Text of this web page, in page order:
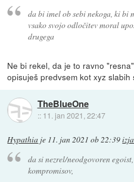
da bi imel ob sebi nekoga, ki bi
vsako svojo odločitev moral
drugega
Ne bi rekel, da je to ravno
opisuješ predvsem kot xyz
TheBlueOne
:: 11. jan 2021, 22:47
Hypathia je 11. jan 2021 ob 22:39
da si nezrel/neodgovoren
kompromisov,